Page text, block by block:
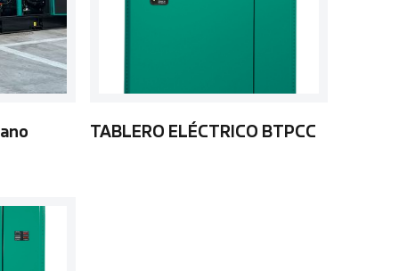
TABLERO ELÉCTRICO BTPCC